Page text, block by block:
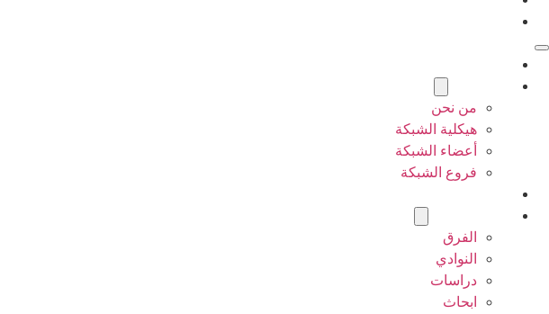
من نحن
هيكلية الشبكة
أعضاء الشبكة
فروع الشبكة
الفرق
النوادي
دراسات
ابحاث